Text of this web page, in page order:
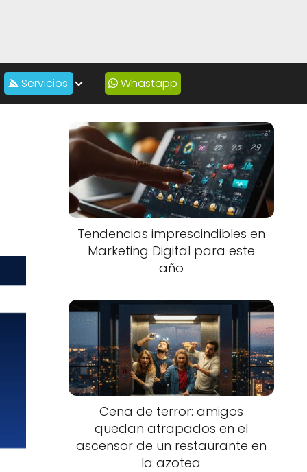
Servicios Whastapp
Tendencias imprescindibles en
Marketing Digital para este
año
Cena de terror: amigos
quedan atrapados en el
ascensor de un restaurante en
la azotea